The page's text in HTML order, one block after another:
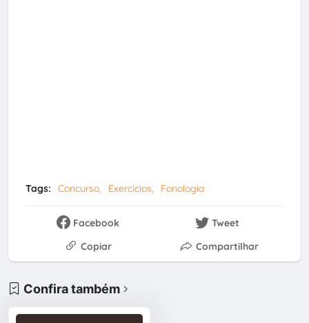
Tags: Concurso Exercícios Fonologia
Facebook
Tweet
Copiar
Compartilhar
Confira também